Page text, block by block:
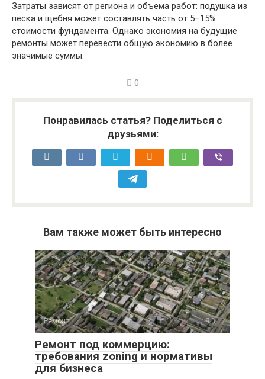
Затраты зависят от региона и объема работ: подушка из
песка и щебня может составлять часть от 5–15%
стоимости фундамента. Однако экономия на будущие
ремонты может перевести общую экономию в более
значимые суммы.
0
Понравилась статья? Поделиться с
друзьями:
Вам также может быть интересно
Ремонт 0
Ремонт под коммерцию:
требования zoning и нормативы
для бизнеса